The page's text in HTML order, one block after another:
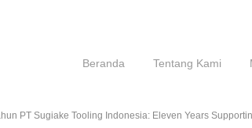
Beranda Tentang Kami
PT Sugiake Tooling Indonesia: Eleven Years